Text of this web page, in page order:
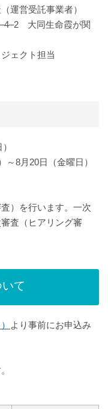
運営受託事業者）
大同生命霞が関
ェクト担当
8月20日（金曜日）
）を行います。一次
査（ヒアリング審
て
より事前にお申込み